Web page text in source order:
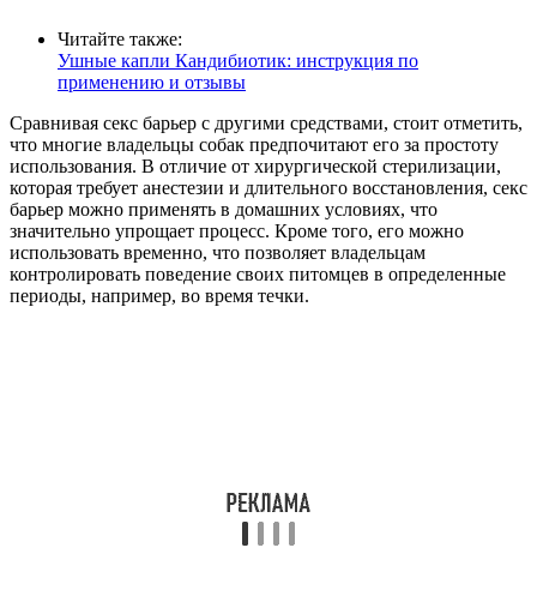
Читайте также:
Ушные капли Кандибиотик: инструкция по
применению и отзывы
Сравнивая секс барьер с другими средствами, стоит отметить,
что многие владельцы собак предпочитают его за простоту
использования. В отличие от хирургической стерилизации,
которая требует анестезии и длительного восстановления, секс
барьер можно применять в домашних условиях, что
значительно упрощает процесс. Кроме того, его можно
использовать временно, что позволяет владельцам
контролировать поведение своих питомцев в определенные
периоды, например, во время течки.